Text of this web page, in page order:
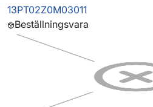
13PT02Z0M03011
Beställningsvara